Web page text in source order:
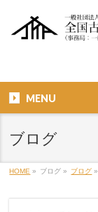
MENU
ブログ
HOME » ブログ » ブログ »